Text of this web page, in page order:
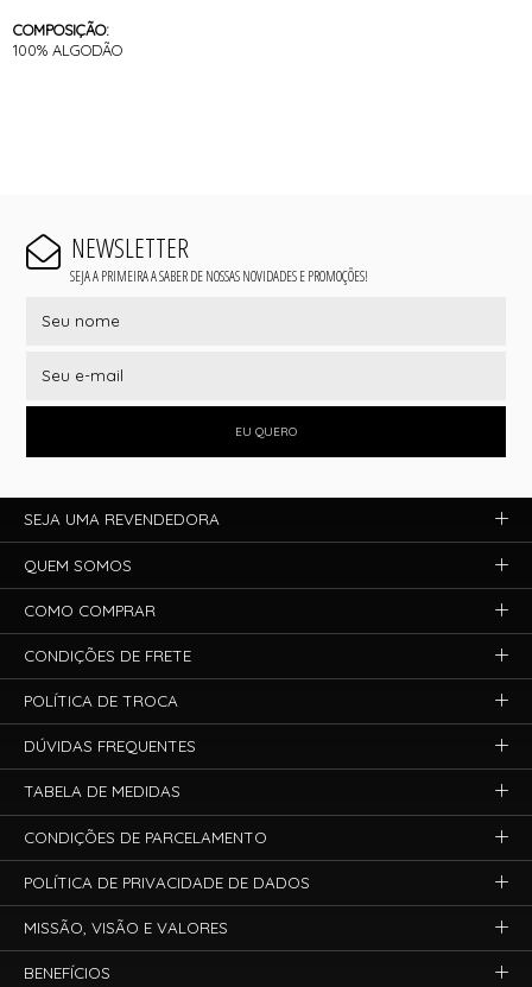
COMPOSIÇÃO:
100% ALGODÃO
NEWSLETTER
SEJA A PRIMEIRA A SABER DE NOSSAS NOVIDADES E PROMOÇÕES!
EU QUERO
SEJA UMA REVENDEDORA
QUEM SOMOS
COMO COMPRAR
CONDIÇÕES DE FRETE
POLÍTICA DE TROCA
DÚVIDAS FREQUENTES
TABELA DE MEDIDAS
CONDIÇÕES DE PARCELAMENTO
POLÍTICA DE PRIVACIDADE DE DADOS
MISSÃO, VISÃO E VALORES
BENEFÍCIOS